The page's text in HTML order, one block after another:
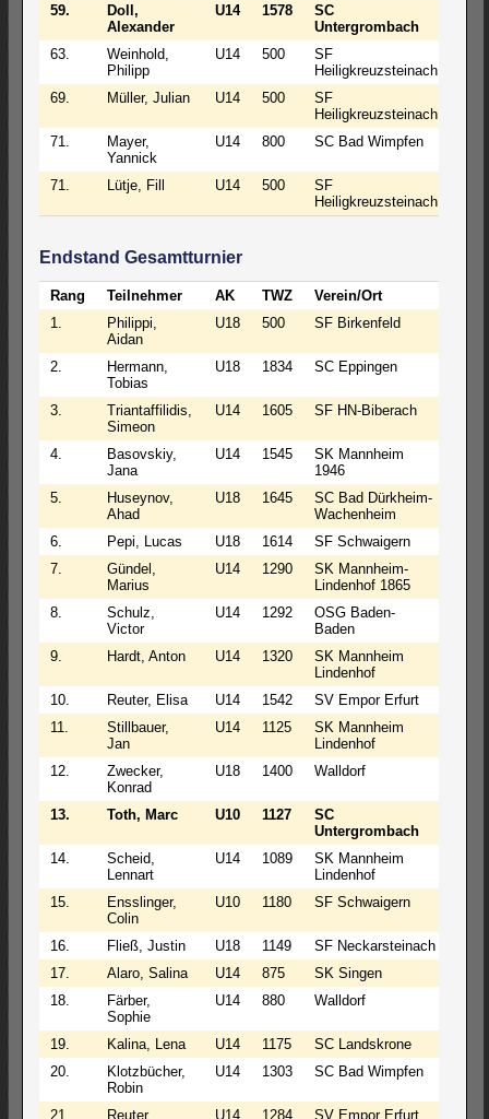
59.
Doll,
Alexander
U14 1578
SC
Untergrombach
63.
Weinhold,
Philipp
U14 500
SF
Heiligkreuzsteinach
69. Müller, Julian U14 500
SF
Heiligkreuzsteinach
71.
Mayer,
Yannick
U14 800 SC Bad Wimpfen
71. Lütje, Fill U14 500
SF
Heiligkreuzsteinach
Endstand Gesamtturnier
Rang Teilnehmer AK TWZ Verein/Ort
1.
Philippi,
Aidan
U18 500 SF Birkenfeld
2.
Hermann,
Tobias
U18 1834 SC Eppingen
3.
Triantaffilidis,
Simeon
U14 1605 SF HN-Biberach
4.
Basovskiy,
Jana
U14 1545
SK Mannheim
1946
5.
Huseynov,
Ahad
U18 1645
SC Bad Dürkheim-
Wachenheim
6. Pepi, Lucas U18 1614 SF Schwaigern
7.
Gündel,
Marius
U14 1290
SK Mannheim-
Lindenhof 1865
8.
Schulz,
Victor
U14 1292
OSG Baden-
Baden
9. Hardt, Anton U14 1320
SK Mannheim
Lindenhof
10. Reuter, Elisa U14 1542 SV Empor Erfurt
11.
Stillbauer,
Jan
U14 1125
SK Mannheim
Lindenhof
12.
Zwecker,
Konrad
U18 1400 Walldorf
13. Toth, Marc U10 1127
SC
Untergrombach
14.
Scheid,
Lennart
U14 1089
SK Mannheim
Lindenhof
15.
Ensslinger,
Colin
U10 1180 SF Schwaigern
16. Fließ, Justin U18 1149 SF Neckarsteinach
17.
Alaro, Salina U14 875 SK Singen
18.
Färber,
Sophie
U14 880 Walldorf
19. Kalina, Lena U14 1175 SC Landskrone
20.
Klotzbücher,
Robin
U14 1303 SC Bad Wimpfen
21. Reuter, U14 1284 SV Empor Erfurt